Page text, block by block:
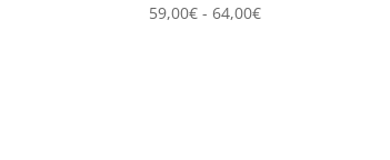
59,00€ - 64,00€Rango